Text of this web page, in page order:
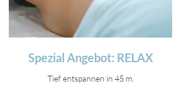
Spezial Angebot: RELAX
Tief entspannen in 45 m.